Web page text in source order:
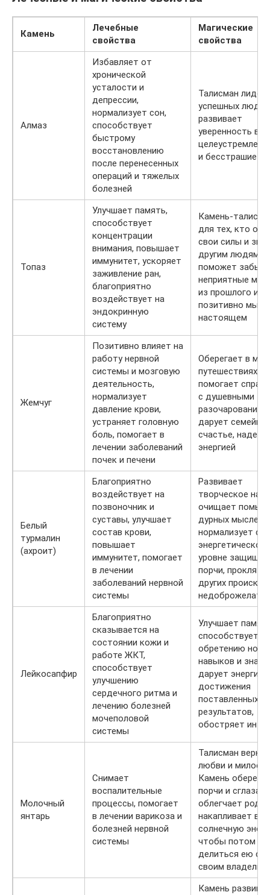
Камень
Лечебные
свойства
Магические
свойства
Алмаз
Избавляет от
хронической
усталости и
депрессии,
нормализует сон,
способствует
быстрому
восстановлению
после перенесенных
операций и тяжелых
болезней
Талисман
успешных
развивает
уверенность в
и бесстрашие
Топаз
Улучшает память,
способствует
концентрации
внимания, повышает
иммунитет, ускоряет
заживление ран,
благоприятно
воздействует на
эндокринную
систему
Камень-
для тех, кто
свои силы и
другим людям.
поможет
неприятные
из прошлого и
позитивно
настоящем
Жемчуг
Позитивно влияет на
работу нервной
системы и мозговую
деятельность,
нормализует
давление крови,
устраняет головную
боль, помогает в
лечении заболеваний
почек и печени
Оберегает в
путешествиях,
помогает
с душевными
дарует
счастье,
энергией
Белый
турмалин
(ахроит)
Благоприятно
воздействует на
позвоночник и
суставы, улучшает
состав крови,
повышает
иммунитет, помогает
в лечении
заболеваний нервной
системы
Развивает
творческое
очищает
дурных мыслей,
нормализует
энергетическом
уровне
порчи,
других происков
Лейкосапфир
Благоприятно
сказывается на
состоянии кожи и
работе ЖКТ,
способствует
улучшению
сердечного ритма и
лечению болезней
мочеполовой
системы
Улучшает
способствует
обретению
навыков и
дарует энергию
достижения
поставленных
результатов,
обостряет
Молочный
янтарь
Снимает
воспалительные
процессы, помогает
в лечении варикоза и
болезней нервной
системы
Талисман
любви и
Камень
порчи и сглаза,
облегчает роды,
накапливает в
солнечную
чтобы потом
делиться ею со
своим
Камень